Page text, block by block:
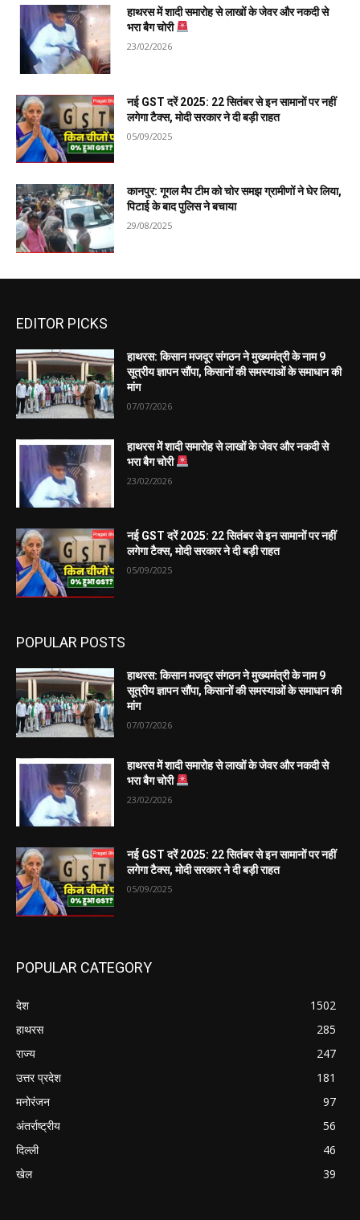
हाथरस में शादी समारोह से लाखों के जेवर और नकदी से
भरा बैग चोरी
23/02/2026
नई GST दरें 2025: 22 सितंबर से इन सामानों पर नहीं
लगेगा टैक्स, मोदी सरकार ने दी बड़ी राहत
05/09/2025
कानपुर: गूगल मैप टीम को चोर समझ ग्रामीणों ने घेर लिया,
पिटाई के बाद पुलिस ने बचाया
29/08/2025
EDITOR PICKS
हाथरस: किसान मजदूर संगठन ने मुख्यमंत्री के नाम 9
सूत्रीय ज्ञापन सौंपा, किसानों की समस्याओं के समाधान की
मांग
07/07/2026
हाथरस में शादी समारोह से लाखों के जेवर और नकदी से
भरा बैग चोरी
23/02/2026
नई GST दरें 2025: 22 सितंबर से इन सामानों पर नहीं
लगेगा टैक्स, मोदी सरकार ने दी बड़ी राहत
05/09/2025
POPULAR POSTS
हाथरस: किसान मजदूर संगठन ने मुख्यमंत्री के नाम 9
सूत्रीय ज्ञापन सौंपा, किसानों की समस्याओं के समाधान की
मांग
07/07/2026
हाथरस में शादी समारोह से लाखों के जेवर और नकदी से
भरा बैग चोरी
23/02/2026
नई GST दरें 2025: 22 सितंबर से इन सामानों पर नहीं
लगेगा टैक्स, मोदी सरकार ने दी बड़ी राहत
05/09/2025
POPULAR CATEGORY
देश
1502
हाथरस
285
राज्य
247
उत्तर प्रदेश
181
मनोरंजन
97
अंतर्राष्ट्रीय
56
दिल्ली
46
खेल
39